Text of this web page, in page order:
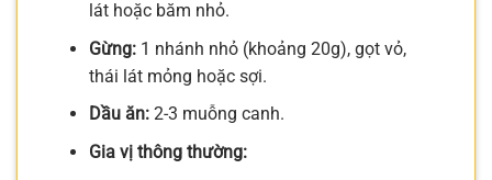
lát hoặc băm nhỏ.
Gừng:1 nhánh nhỏ (khoảng 20g), gọt vỏ,
thái lát mỏng hoặc sợi.
Dầu ăn:2-3 muỗng canh.
Gia vị thông thường: